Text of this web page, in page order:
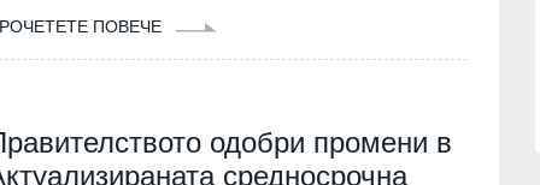
ПОВЕЧЕ
одобри промени в
средносрочна